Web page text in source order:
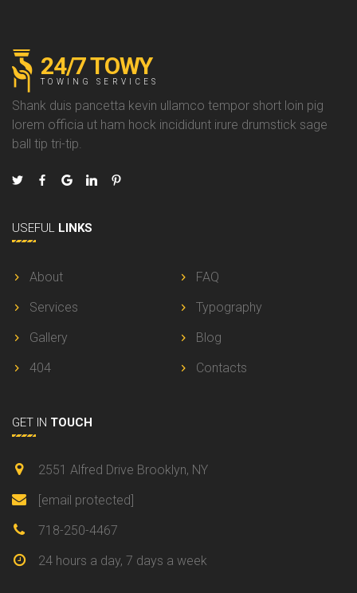
24/7 TOWY
TOWING SERVICES
Shank duis pancetta kevin ullamco tempor short loin pig
lorem officia ut ham hock incididunt irure drumstick sage
ball tip tri-tip.
USEFUL LINKS
About
Services
Gallery
404
FAQ
Typography
Blog
Contacts
GET IN TOUCH
2551 Alfred Drive Brooklyn, NY
[email protected]
718-250-4467
24 hours a day, 7 days a week